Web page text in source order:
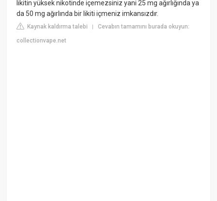
likitin yüksek nikotinde içemezsiniz yani 25 mg ağırlığında ya
da 50 mg ağırlında bir likiti içmeniz imkansızdır.
Kaynak kaldırma talebi |Cevabın tamamını burada okuyun:
collectionvape.net